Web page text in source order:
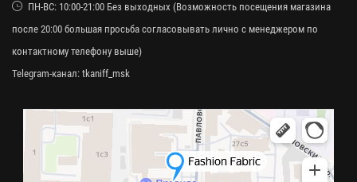
ПН-ВС: 10:00-21:00 Без выходных (Возможность посещения магазина
после 20:00 большая просьба согласовывать лично с менеджером по
контактному телефону выше)
Telegram-канал: tkaniff_msk